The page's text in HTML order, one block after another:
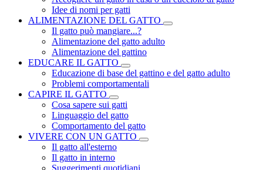
Idee di nomi per gatti
ALIMENTAZIONE DEL GATTO
Il gatto può mangiare...?
Alimentazione del gatto adulto
Alimentazione del gattino
EDUCARE IL GATTO
Educazione di base del gattino e del gatto adulto
Problemi comportamentali
CAPIRE IL GATTO
Cosa sapere sui gatti
Linguaggio del gatto
Comportamento del gatto
VIVERE CON UN GATTO
Il gatto all'esterno
Il gatto in interno
Suggerimenti quotidiani